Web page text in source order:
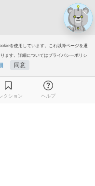
を使用しています。これ以降ページを遷
ます。詳細についてはプライバシーポリシ
同意
クション ヘルプ